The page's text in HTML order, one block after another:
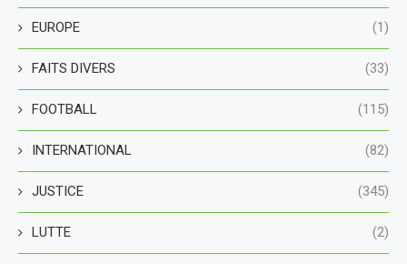
EUROPE (1)
FAITS DIVERS (33)
FOOTBALL (115)
INTERNATIONAL (82)
JUSTICE (345)
LUTTE (2)